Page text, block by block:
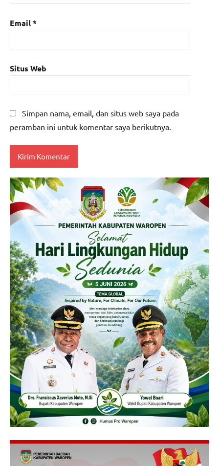
Email*
Situs Web
Simpan nama, email, dan situs web saya pada
peramban ini untuk komentar saya berikutnya.